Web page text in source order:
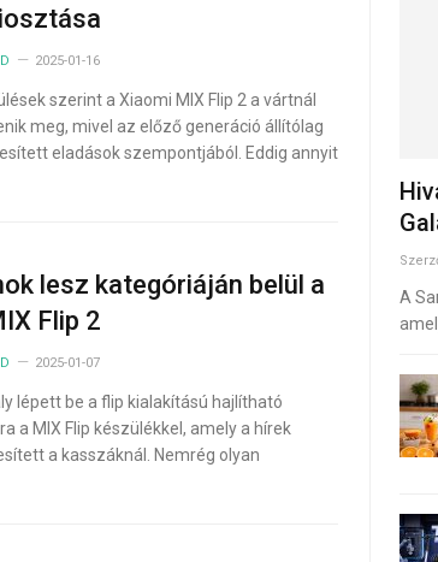
2025-01-16
szerint a Xiaomi MIX Flip 2 a vártnál
meg, mivel az előző generáció állítólag
eladások szempontjából. Eddig annyit
lesz kategóriáján belül a
Flip 2
2025-01-07
lépett be a flip kialakítású hajlítható
a MIX Flip készülékkel, amely a hírek
a kasszáknál. Nemrég olyan
A